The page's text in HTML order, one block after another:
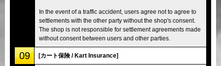
In the event of a traffic accident, users agree not to agree to
settlements with the other party without the shop's consent.
The shop is not responsible for settlement agreements made
without consent between users and other parties.
09 [カート保険 / Kart Insurance]